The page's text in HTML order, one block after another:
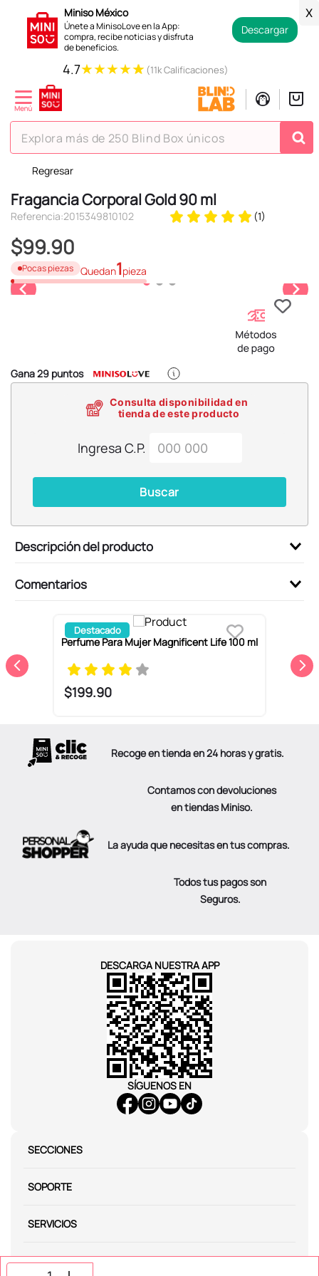
Miniso México
Únete a MinisoLove en la App:
compra, recibe noticias y disfruta
de beneficios.
Descargar
X
4.7★★★★★ (11k Calificaciones)
Explora más de 250 Blind Box únicos
Regresar
Fragancia Corporal Gold 90 ml
Referencia:2015349810102 (1)
$99.90
Pocas piezas Quedan1pieza
Gana29 puntos
Consulta disponibilidad en
tienda de este producto
Ingresa C.P.
Buscar
Descripción del producto
Comentarios
Destacado
Perfume Para Mujer Magnificent Life 100 ml
$199.90
Recoge en tienda en 24 horas y gratis.
Contamos con devoluciones
en tiendas Miniso.
La ayuda que necesitas en tus compras.
Todos tus pagos son
Seguros.
DESCARGA NUESTRA APP
SÍGUENOS EN
SECCIONES
SOPORTE
SERVICIOS
NOSOTROS
TÉRMINOS MÁS BUSCADOS
1.
hello kitty
2.
spiderman
3.
peluche
4.
osito cariñosito
5.
8.
bts